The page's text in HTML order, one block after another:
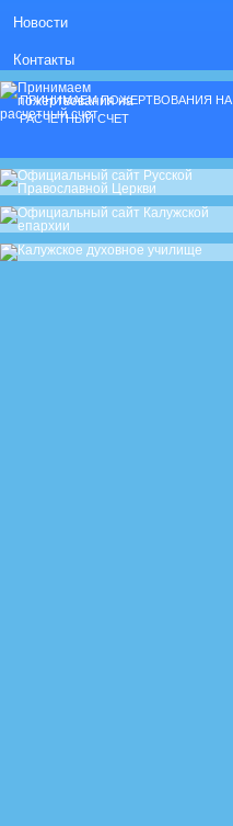
Новости
Контакты
ПРИНИМАЕМ ПОЖЕРТВОВАНИЯ НА
РАСЧЕТНЫЙ СЧЕТ